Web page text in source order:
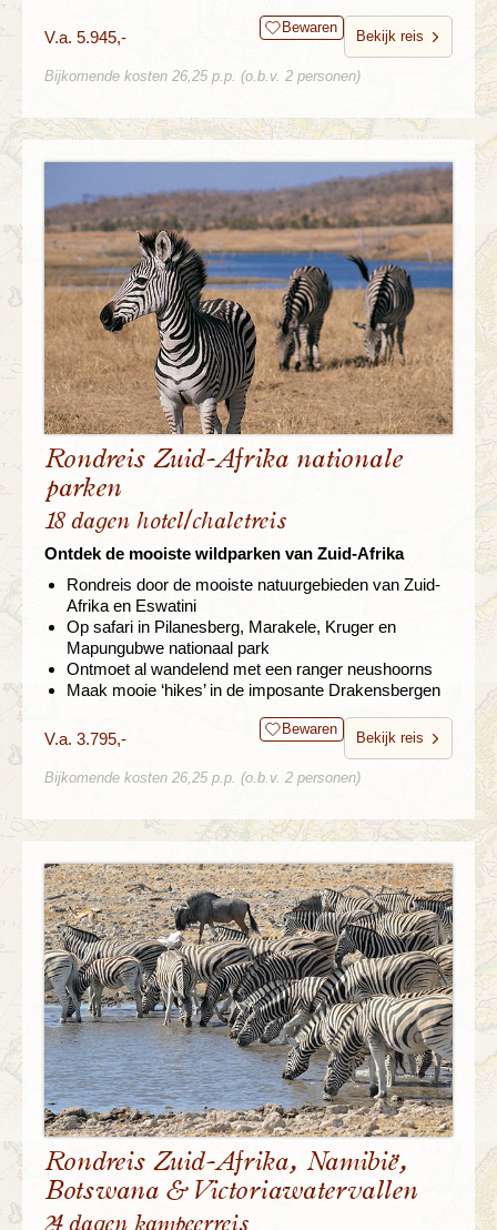
V.a. 5.945,- Bewaren
Bekijk reis
Bijkomende kosten 26,25 p.p. (o.b.v. 2 personen)
Rondreis Zuid-Afrika nationale
parken
18 dagen hotel/chaletreis
Ontdek de mooiste wildparken van Zuid-Afrika
Rondreis door de mooiste natuurgebieden van Zuid-
Afrika en Eswatini
Op safari in Pilanesberg, Marakele, Kruger en
Mapungubwe nationaal park
Ontmoet al wandelend met een ranger neushoorns
Maak mooie ‘hikes’ in de imposante Drakensbergen
V.a. 3.795,- Bewaren
Bekijk reis
Bijkomende kosten 26,25 p.p. (o.b.v. 2 personen)
Rondreis Zuid-Afrika, Namibië,
Botswana & Victoriawatervallen
24 dagen kampeerreis